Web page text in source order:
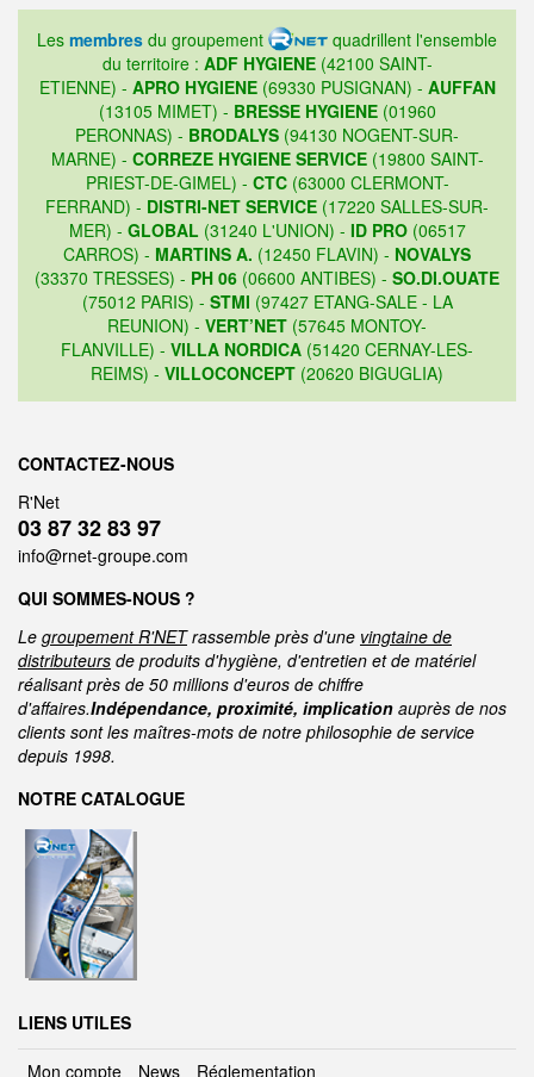
Les membres du groupement
quadrillent l'ensemble
du territoire : ADF HYGIENE(42100 SAINT-
ETIENNE) - APRO HYGIENE(69330 PUSIGNAN) - AUFFAN
(13105 MIMET) - BRESSE HYGIENE(01960
PERONNAS) - BRODALYS (94130 NOGENT-SUR-
MARNE) - CORREZE HYGIENE SERVICE(19800 SAINT-
PRIEST-DE-GIMEL) - CTC(63000 CLERMONT-
FERRAND) - DISTRI-NET SERVICE (17220 SALLES-SUR-
MER) - GLOBAL (31240 L'UNION) - ID PRO(06517
CARROS) - MARTINS A. (12450 FLAVIN) - NOVALYS
(33370 TRESSES) - PH 06 (06600 ANTIBES) - SO.DI.OUATE
(75012 PARIS) - STMI (97427 ETANG-SALE - LA
REUNION) - VERT’NET (57645 MONTOY-
FLANVILLE) - VILLA NORDICA (51420 CERNAY-LES-
REIMS) - VILLOCONCEPT (20620 BIGUGLIA)
CONTACTEZ-NOUS
R'Net
03 87 32 83 97
info@rnet-groupe.com
QUI SOMMES-NOUS ?
Le groupement R'NETrassemble près d'une vingtaine de
distributeurs de produits d'hygiène, d'entretien et de matériel
réalisant près de 50 millions d'euros de chiffre
d'affaires.Indépendance, proximité, implication auprès de nos
clients sont les maîtres-mots de notre philosophie de service
depuis 1998.
NOTRE CATALOGUE
LIENS UTILES
Mon compte News Réglementation